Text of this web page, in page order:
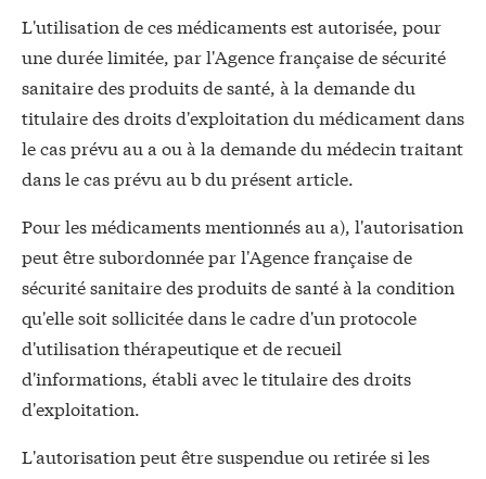
L'utilisation de ces médicaments est autorisée, pour
une durée limitée, par l'Agence française de sécurité
sanitaire des produits de santé, à la demande du
titulaire des droits d'exploitation du médicament dans
le cas prévu au a ou à la demande du médecin traitant
dans le cas prévu au b du présent article.
Pour les médicaments mentionnés au a), l'autorisation
peut être subordonnée par l'Agence française de
sécurité sanitaire des produits de santé à la condition
qu'elle soit sollicitée dans le cadre d'un protocole
d'utilisation thérapeutique et de recueil
d'informations, établi avec le titulaire des droits
d'exploitation.
L'autorisation peut être suspendue ou retirée si les